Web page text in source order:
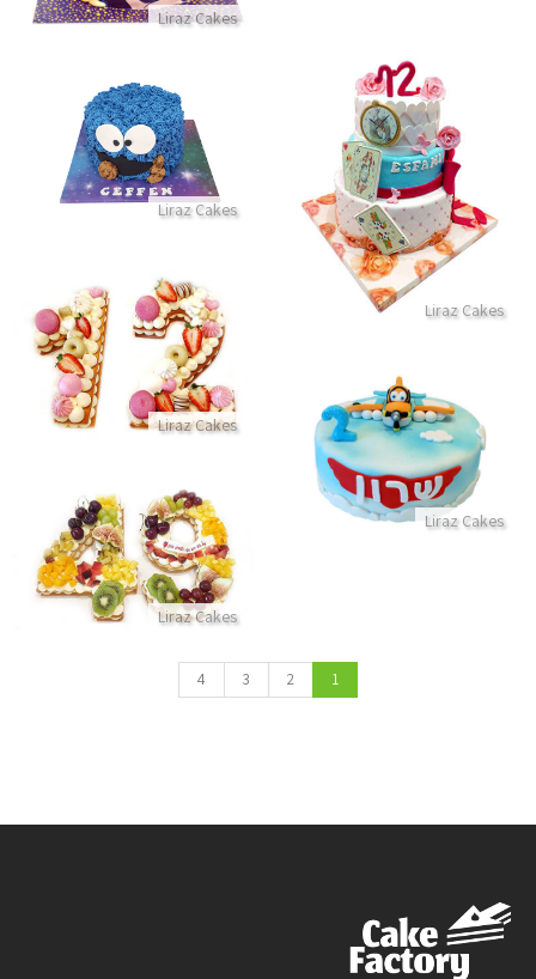
Liraz Cakes
Liraz Cakes
עוגת בת מצווה עליסה בארץ הפלאות
התקשר/י Liraz Cakes
סמאש קייק עוגיפלצת
התקשר/י
Liraz Cakes
עוגת מספרים לבת מצווה
התקשר/י
Liraz Cakes
עוגת מטוסים מבצק סוכר
התקשר/י
Liraz Cakes
עוגת מספרים ופירות
התקשר/י
1
2
3
4